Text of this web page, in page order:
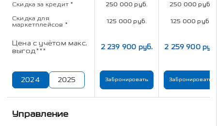
Скидка за кредит * 250 000 руб. 250 000 руб.
Скидка для
маркетплейсов * 125 000 руб. 125 000 руб.
Цена с учётом макс.
выгод***
2 239 900 руб. 2 259 900 руб.
2024 2025 Забронировать Забронировать
Управление